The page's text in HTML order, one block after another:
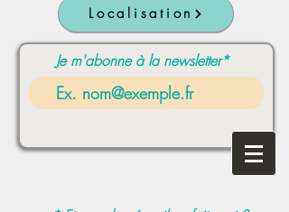
Localisation
Je m'abonne à la newsletter*